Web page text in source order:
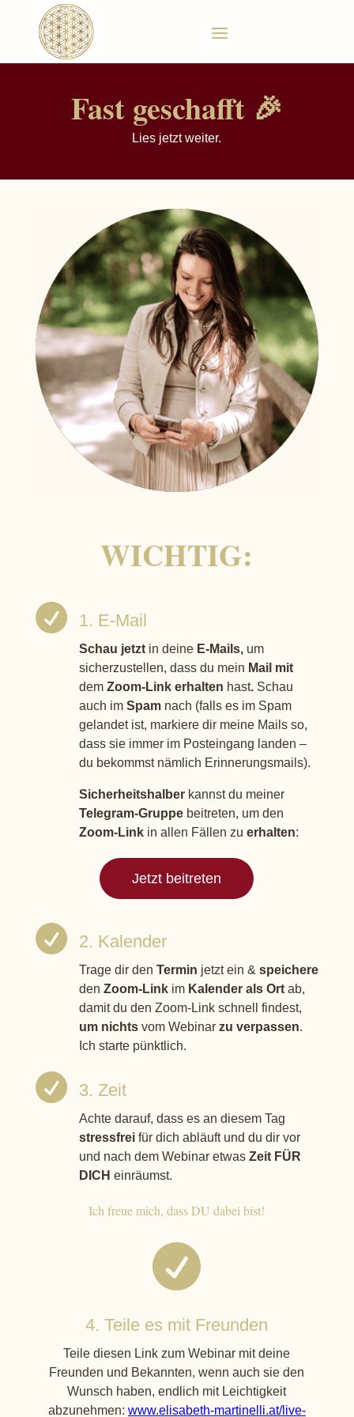
Fast geschafft 🎉
Lies jetzt weiter.
WICHTIG:
 1. E-Mail
Schau jetztin deineE-Mails, um
sicherzustellen, dass du mein Mail mit
dem Zoom-Link erhalten hast.Schau
auch im Spamnach (falls es im Spam
gelandet ist, markiere dir meine Mails so,
dass sie immer im Posteingang landen –
du bekommst nämlich Erinnerungsmails).
Sicherheitshalberkannst du meiner
Telegram-Gruppebeitreten, um den
Zoom-Linkin allen Fällen zu erhalten:
Jetzt beitreten
 2. Kalender
Trage dir den Termin jetzt ein & speichere
den Zoom-Linkim Kalender als Ortab,
damit du den Zoom-Link schnell findest,
um nichtsvom Webinar zu verpassen.
Ich starte pünktlich.
 3. Zeit
Achte darauf, dass es an diesem Tag
stressfreifür dich abläuft und du dir vor
und nach dem Webinar etwas Zeit FÜR
DICH einräumst.
Ich freue mich, dass DU dabei bist!

4. Teile es mit Freunden
Teile diesen Link zum Webinar mit deine
Freunden und Bekannten, wenn auch sie den
Wunsch haben, endlich mit Leichtigkeit
abzunehmen: www.elisabeth-martinelli.at/live-